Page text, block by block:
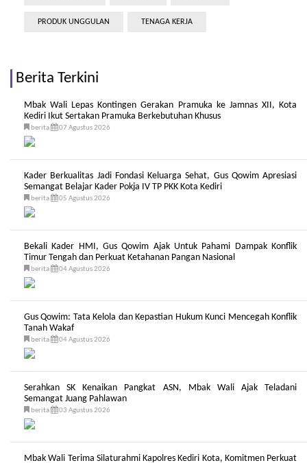
PRODUK UNGGULAN TENAGA KERJA
Berita Terkini
Mbak Wali Lepas Kontingen Gerakan Pramuka ke Jamnas XII, Kota
Kediri Ikut Sertakan Pramuka Berkebutuhan Khusus
berita 07 Agustus 2026
Kader Berkualitas Jadi Fondasi Keluarga Sehat, Gus Qowim Apresiasi
Semangat Belajar Kader Pokja IV TP PKK Kota Kediri
berita 05 Agustus 2026
Bekali Kader HMI, Gus Qowim Ajak Untuk Pahami Dampak Konflik
Timur Tengah dan Perkuat Ketahanan Pangan Nasional
berita 04 Agustus 2026
Gus Qowim: Tata Kelola dan Kepastian Hukum Kunci Mencegah Konflik
Tanah Wakaf
berita 04 Agustus 2026
Serahkan SK Kenaikan Pangkat ASN, Mbak Wali Ajak Teladani
Semangat Juang Pahlawan
berita 03 Agustus 2026
Mbak Wali Terima Silaturahmi Kapolres Kediri Kota, Komitmen Perkuat